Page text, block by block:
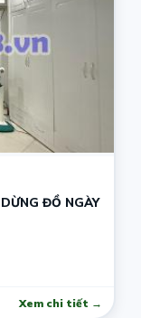
ĐỒ NGÀY
Xem chi tiết →